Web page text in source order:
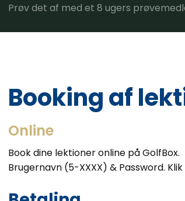
Prøv det af med et 8 ugers
Booking af
Online
Book dine lektioner online på GolfBox.
Brugernavn (5-XXXX) & Password. Klik